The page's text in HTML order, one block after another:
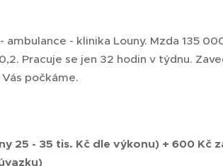
- klinika Louny. Mzda 135
Pracuje se jen 32 hodin v týdnu.
počkáme.
25 - 35 tis. Kč dle výkonu) + 600 Kč